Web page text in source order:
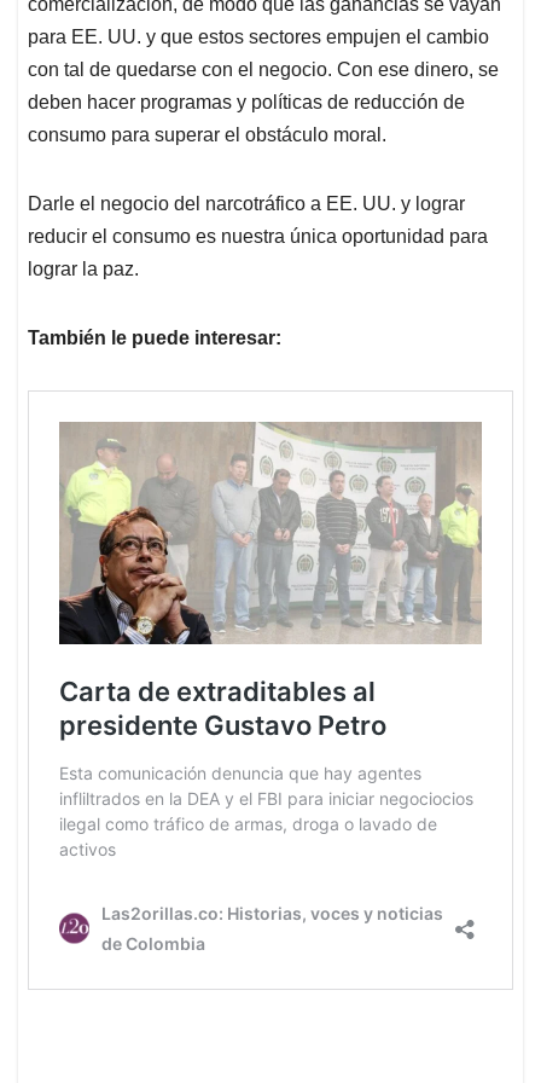
comercialización, de modo que las ganancias se vayan
para EE. UU. y que estos sectores empujen el cambio
con tal de quedarse con el negocio. Con ese dinero, se
deben hacer programas y políticas de reducción de
consumo para superar el obstáculo moral.
Darle el negocio del narcotráfico a EE. UU. y lograr
reducir el consumo es nuestra única oportunidad para
lograr la paz.
También le puede interesar: